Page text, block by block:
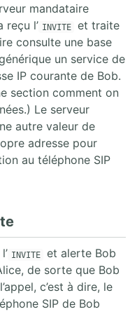
mandataire
reçu l’ INVITE
et traite
consulte une base
un service de
IP courante de Bob.
section comment on
Le serveur
autre valeur de
adresse pour
au téléphone SIP
INVITE
et alerte Bob
de sorte que Bob
c’est à dire, le
SIP de Bob